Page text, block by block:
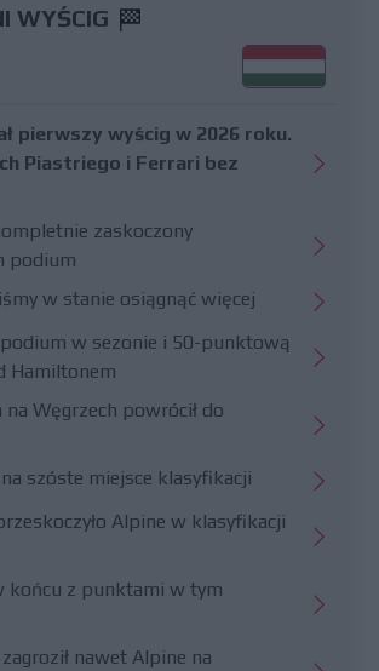
WYŚCIG
pierwszy wyścig w 2026 roku.
Piastriego i Ferrari bez
zaskoczony
podium
w stanie osiągnąć więcej
w sezonie i 50-punktową
Hamiltonem
Węgrzech powrócił do
szóste miejsce klasyfikacji
Alpine w klasyfikacji
końcu z punktami w tym
nawet Alpine na